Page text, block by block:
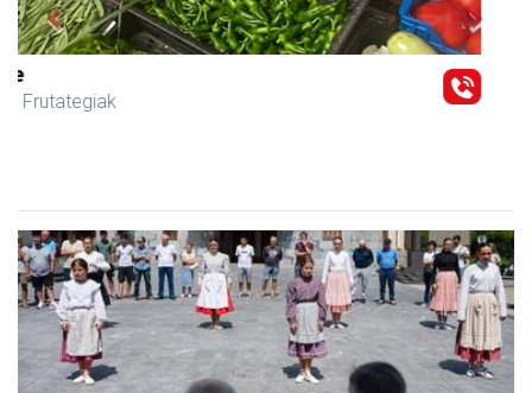
Osane belar eta eko denda
Urnieta - Akupuntura
Previous Next